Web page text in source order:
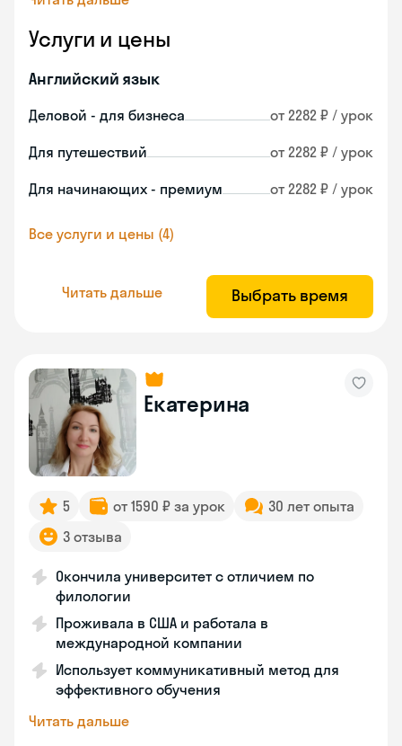
Услуги и цены
Английский язык
Деловой - для бизнеса от 2282 ₽ / урок
Для путешествий от 2282 ₽ / урок
Для начинающих - премиум от 2282 ₽ / урок
Все услуги и цены (4)
Читать дальше Выбрать время
Екатерина
5 от 1590 ₽ за урок
30 лет опыта
3 отзыва
Окончила университет с отличием по
филологии
Проживала в США и работала в
международной компании
Использует коммуникативный метод для
эффективного обучения
Читать дальше